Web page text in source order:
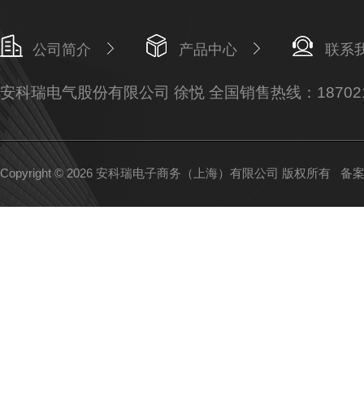
公司简介 产品中心 联系
安科瑞电气股份有限公司 徐悦 全国销售热线：
Copyright © 2026 安科瑞电子商务（上海）有限公司 版权所有 备